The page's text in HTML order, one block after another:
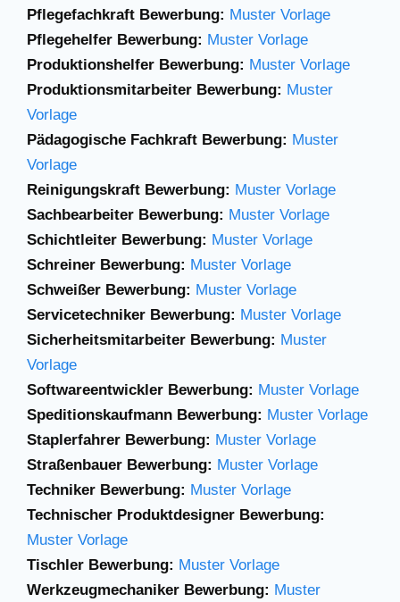
Pflegefachkraft Bewerbung: Muster Vorlage
Pflegehelfer Bewerbung: Muster Vorlage
Produktionshelfer Bewerbung: Muster Vorlage
Produktionsmitarbeiter Bewerbung: Muster
Vorlage
Pädagogische Fachkraft Bewerbung: Muster
Vorlage
Reinigungskraft Bewerbung: Muster Vorlage
Sachbearbeiter Bewerbung: Muster Vorlage
Schichtleiter Bewerbung: Muster Vorlage
Schreiner Bewerbung: Muster Vorlage
Schweißer Bewerbung: Muster Vorlage
Servicetechniker Bewerbung: Muster Vorlage
Sicherheitsmitarbeiter Bewerbung: Muster
Vorlage
Softwareentwickler Bewerbung: Muster Vorlage
Speditionskaufmann Bewerbung: Muster Vorlage
Staplerfahrer Bewerbung: Muster Vorlage
Straßenbauer Bewerbung: Muster Vorlage
Techniker Bewerbung: Muster Vorlage
Technischer Produktdesigner Bewerbung:
Muster Vorlage
Tischler Bewerbung: Muster Vorlage
Werkzeugmechaniker Bewerbung: Muster